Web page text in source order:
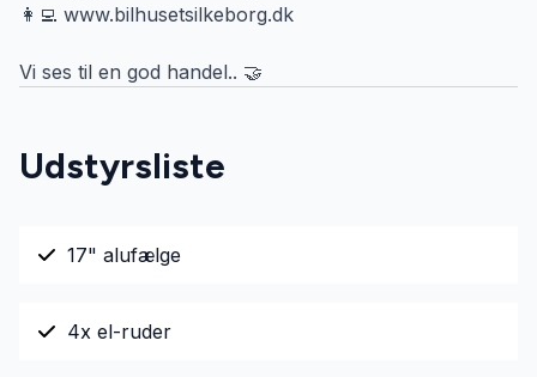
👩‍💻 www.bilhusetsilkeborg.dk
Vi ses til en god handel.. 🤝
Udstyrsliste
17" alufælge
4x el-ruder